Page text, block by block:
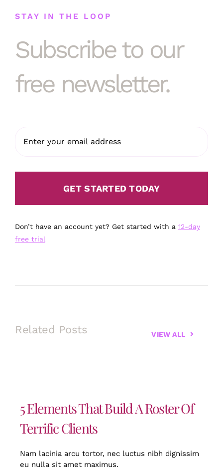
STAY IN THE LOOP
Subscribe to our
free newsletter.
GET STARTED TODAY
Don’t have an account yet? Get started with a 12-day
free trial
Related Posts VIEW ALL
5 Elements That Build A Roster Of
Terrific Clients
Nam lacinia arcu tortor, nec luctus nibh dignissim
eu nulla sit amet maximus.